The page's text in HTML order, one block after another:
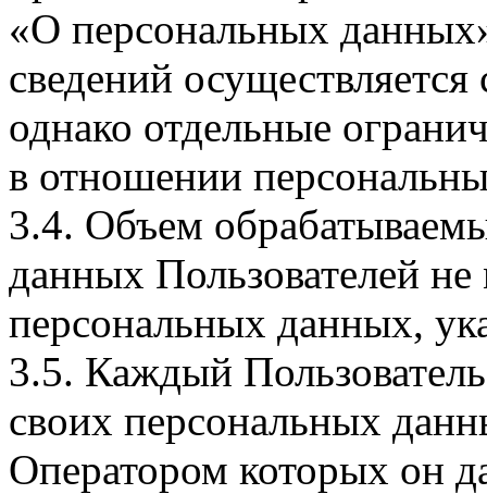
«О персональных
сведений
однако отдельные
в отношении
3.4. Объем
данных Пользователей
персональных данных,
3.5. Каждый
своих персональных
Оператором которых он